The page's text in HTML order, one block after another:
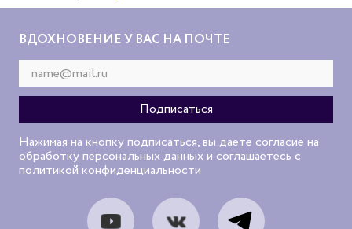
ВДОХНОВЕНИЕ У ВАС НА ПОЧТЕ
Нажимая на кнопку подписаться, вы даете согласие на
обработку персональных данных и соглашаетесь с
политикой конфиденциальности